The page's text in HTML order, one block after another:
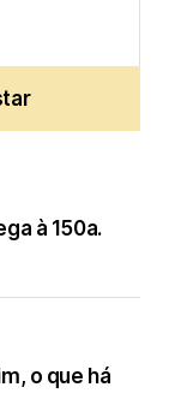
à 150a.
o que há